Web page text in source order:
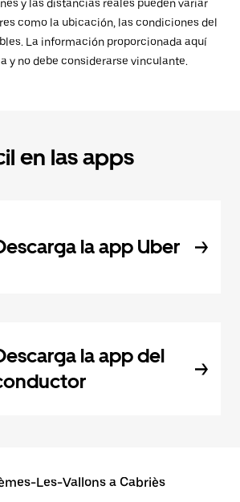
y las distancias reales pueden variar
como la ubicación, las condiciones del
La información proporcionada aquí
y no debe considerarse vinculante.
en las apps
la app Uber
la app del
Les-Vallons a Cabriès